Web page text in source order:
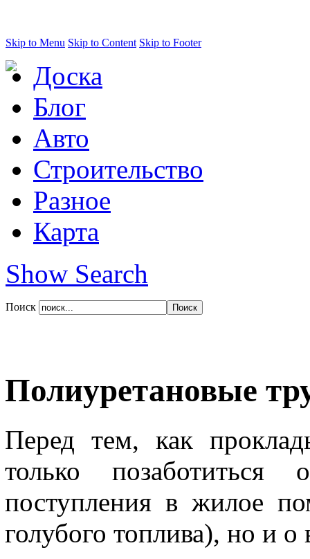
Skip to Menu Skip to Content Skip to Footer
Доска
Блог
Авто
Строительство
Разное
Карта
Show Search
Поиск
Полиуретановые
Перед тем, как
только
поступления в жилое
голубого топлива), но и